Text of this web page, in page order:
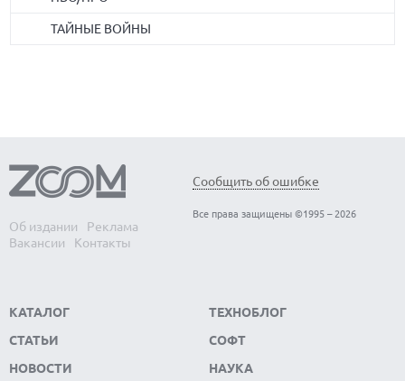
ТАЙНЫЕ ВОЙНЫ
Об издании
Реклама
Вакансии
Контакты
Сообщить об ошибке
Все права защищены ©1995 – 2026
КАТАЛОГ
СТАТЬИ
НОВОСТИ
ТЕХНОБЛОГ
СОФТ
НАУКА